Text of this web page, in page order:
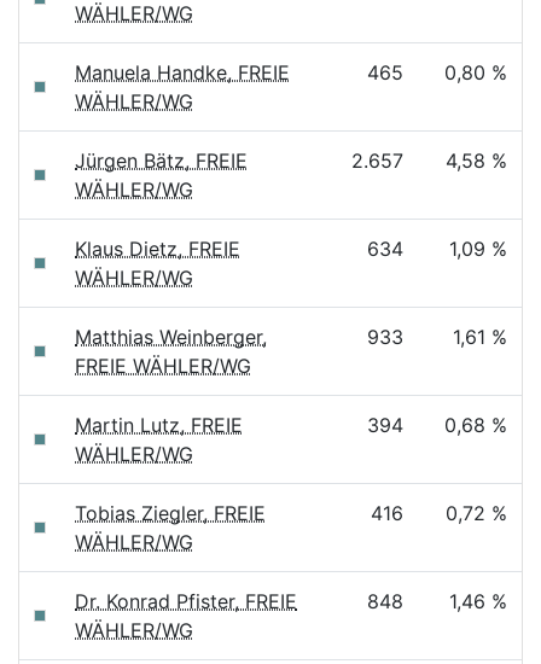
WÄHLER/WG
Manuela Handke, FREIE
WÄHLER/WG
465 0,80 %
Jürgen Bätz, FREIE
WÄHLER/WG
2.657 4,58 %
Klaus Dietz, FREIE
WÄHLER/WG
634 1,09 %
Matthias Weinberger,
FREIE WÄHLER/WG
933 1,61 %
Martin Lutz, FREIE
WÄHLER/WG
394 0,68 %
Tobias Ziegler, FREIE
WÄHLER/WG
416 0,72 %
Dr. Konrad Pfister, FREIE
WÄHLER/WG
848 1,46 %